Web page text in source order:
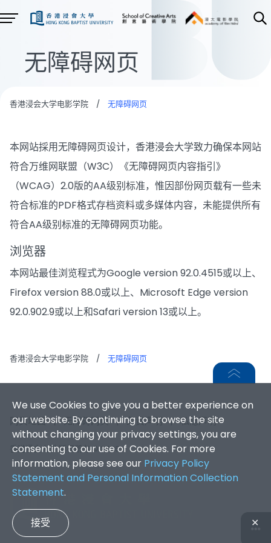
无障碍网页
香港浸会大学电影学院 / 无障碍网页
本网站採用无障碍网页设计，香港浸会大学致力确保本网站
符合万维网联盟（W3C）《无障碍网页内容指引》
（WCAG）2.0版的AA级别标准，惟因部份网页载有一些未
符合标准的PDF格式存档资料或多媒体内容，未能提供所有
符合AA级别标准的无障碍网页功能。
浏览器
本网站最佳浏览程式为Google version 92.0.4515或以上、
Firefox version 88.0或以上、Microsoft Edge version
92.0.902.9或以上和Safari version 13或以上。
香港浸会大学电影学院 / 无障碍网页
We use Cookies to give you a better experience on
our website. By continuing to browse the site
without changing your privacy settings, you are
consenting to our use of Cookies. For more
information, please see our Privacy Policy
Statement and Personal Information Collection
Statement.
接受 ✕
网页地图|无障碍网页| 免责声明|私隐声明
香港浸会大学 版权所有 © 2026